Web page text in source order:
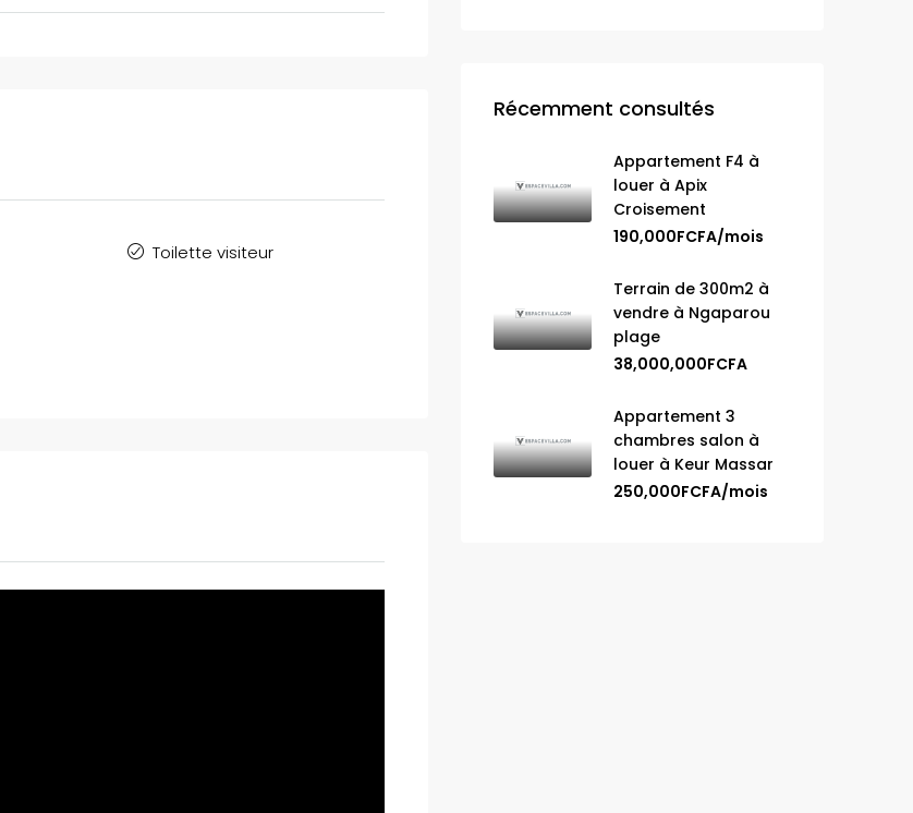
Toilette visiteur
Récemment consultés
Appartement F4 à
louer à Apix
Croisement
190,000FCFA/mois
Terrain de 300m2 à
vendre à Ngaparou
plage
38,000,000FCFA
Appartement 3
chambres salon à
louer à Keur Massar
250,000FCFA/mois